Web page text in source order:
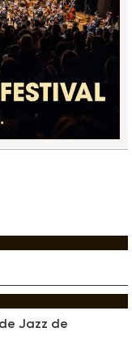
Jazz de